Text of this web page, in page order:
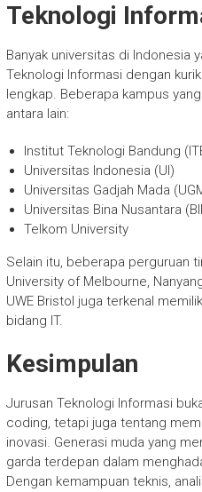
Teknologi
Banyak universitas di Indonesia
Teknologi Informasi dengan
lengkap. Beberapa kampus
antara lain:
Institut Teknologi Bandung
Universitas Indonesia (UI)
Universitas Gadjah Mada
Universitas Bina Nusantara
Telkom University
Selain itu, beberapa perguruan
University of Melbourne,
UWE Bristol juga terkenal
bidang IT.
Kesimpulan
Jurusan Teknologi Informasi
coding, tetapi juga tentang
inovasi. Generasi muda yang
garda terdepan dalam
Dengan kemampuan teknis,